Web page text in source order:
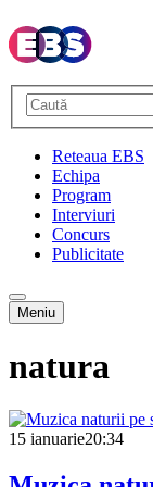
Reteaua EBS
Echipa
Program
Interviuri
Concurs
Publicitate
Meniu
natura
15 ianuarie20:34